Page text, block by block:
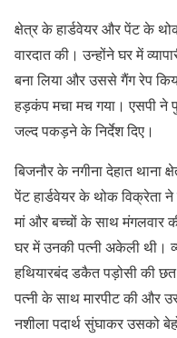
क्षेत्र के हार्डवेयर और पेंट के
वारदात की। उन्होंने घर में
बना लिया और उससे गैंग रेप
हड़कंप मचा मच गया। एसपी ने
जल्द पकड़ने के निर्देश दिए।
बिजनौर के नगीना देहात थाना
पेंट हार्डवेयर के थोक विक्रेता
मां और बच्चों के साथ मंगलवार
घर में उनकी पत्नी अकेली थी।
हथियारबंद डकैत पड़ोसी की
पत्नी के साथ मारपीट की
नशीला पदार्थ सुंघाकर उसको